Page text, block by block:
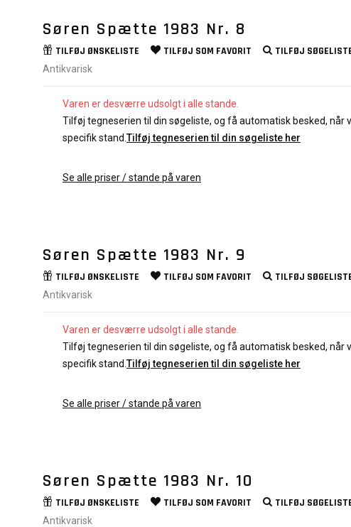
Søren Spætte 1983 Nr. 8
TILFØJ ØNSKELISTE TILFØJ SOM FAVORIT TILFØJ
Antikvarisk
Varen er desværre udsolgt i alle stande.
Tilføj tegneserien til din søgeliste, og få automatisk besked, når
specifik stand. Tilføj tegneserien til din søgeliste her
Se alle priser / stande på varen
Søren Spætte 1983 Nr. 9
TILFØJ ØNSKELISTE TILFØJ SOM FAVORIT TILFØJ
Antikvarisk
Varen er desværre udsolgt i alle stande.
Tilføj tegneserien til din søgeliste, og få automatisk besked, når
specifik stand. Tilføj tegneserien til din søgeliste her
Se alle priser / stande på varen
Søren Spætte 1983 Nr. 10
TILFØJ ØNSKELISTE TILFØJ SOM FAVORIT TILFØJ
Antikvarisk